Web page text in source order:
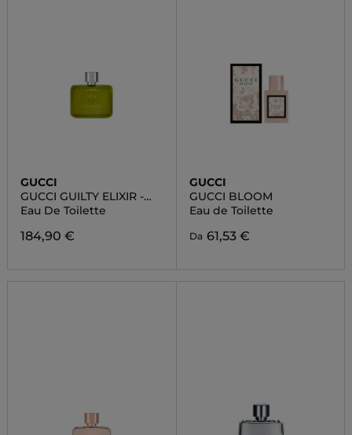
GUCCI
GUCCI GUILTY ELIXIR -
UOMO
Eau De Toilette
184,90 €
GUCCI
GUCCI BLOOM
Eau de Toilette
Da 61,53 €